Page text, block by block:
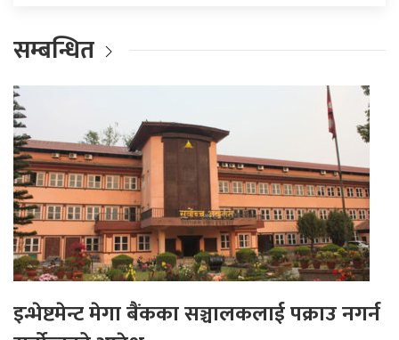
सम्बन्धित
इन्भेष्टमेन्ट मेगा बैंकका सञ्चालकलाई पक्राउ नगर्न